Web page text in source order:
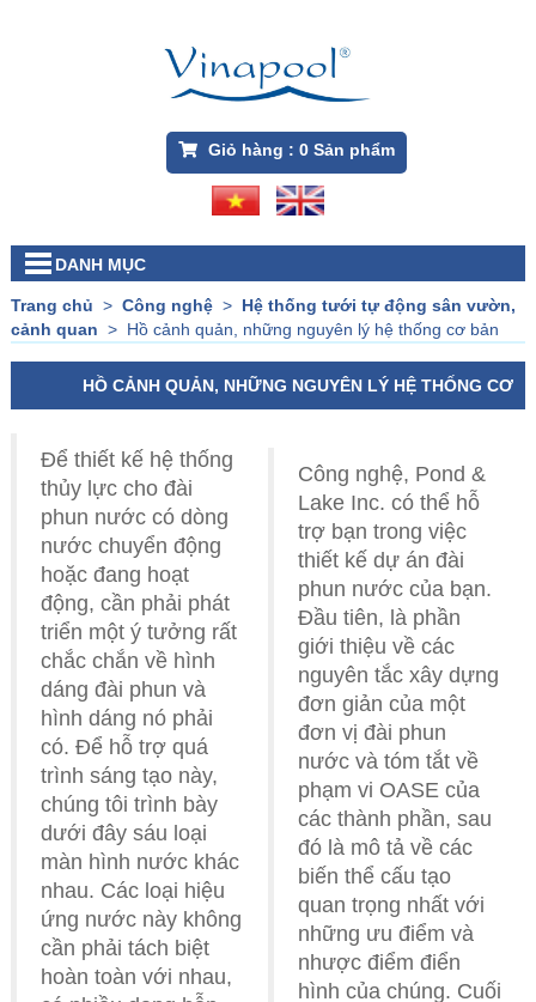
Giỏ hàng : 0Sản phẩm
DANH MỤC
Trang chủ > Công nghệ> Hệ thống tưới tự động sân vườn,
cảnh quan > Hồ cảnh quản, những nguyên lý hệ thống cơ bản
HỒ CẢNH QUẢN, NHỮNG NGUYÊN LÝ HỆ THỐNG CƠ
Để thiết kế hệ thống
thủy lực cho đài
phun nước có dòng
nước chuyển động
hoặc đang hoạt
động, cần phải phát
triển một ý tưởng rất
chắc chắn về hình
dáng đài phun và
hình dáng nó phải
có. Để hỗ trợ quá
trình sáng tạo này,
chúng tôi trình bày
dưới đây sáu loại
màn hình nước khác
nhau. Các loại hiệu
ứng nước này không
cần phải tách biệt
hoàn toàn với nhau,
Công nghệ, Pond &
Lake Inc. có thể hỗ
trợ bạn trong việc
thiết kế dự án đài
phun nước của bạn.
Đầu tiên, là phần
giới thiệu về các
nguyên tắc xây dựng
đơn giản của một
đơn vị đài phun
nước và tóm tắt về
phạm vi OASE của
các thành phần, sau
đó là mô tả về các
biến thể cấu tạo
quan trọng nhất với
những ưu điểm và
nhược điểm điển
hình của chúng. Cuối